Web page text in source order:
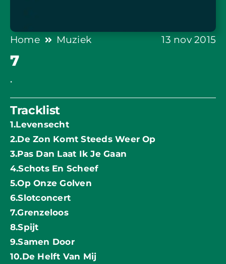
Home Muziek 13 nov 2015
7
.
Tracklist
1.Levensecht
2.De Zon Komt Steeds Weer Op
3.Pas Dan Laat Ik Je Gaan
4.Schots En Scheef
5.Op Onze Golven
6.Slotconcert
7.Grenzeloos
8.Spijt
9.Samen Door
10.De Helft Van Mij